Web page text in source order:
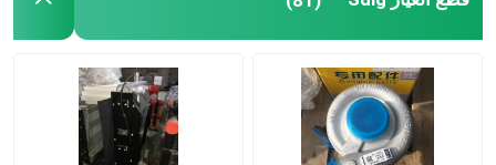
منزل
المنتجات
حول بنا